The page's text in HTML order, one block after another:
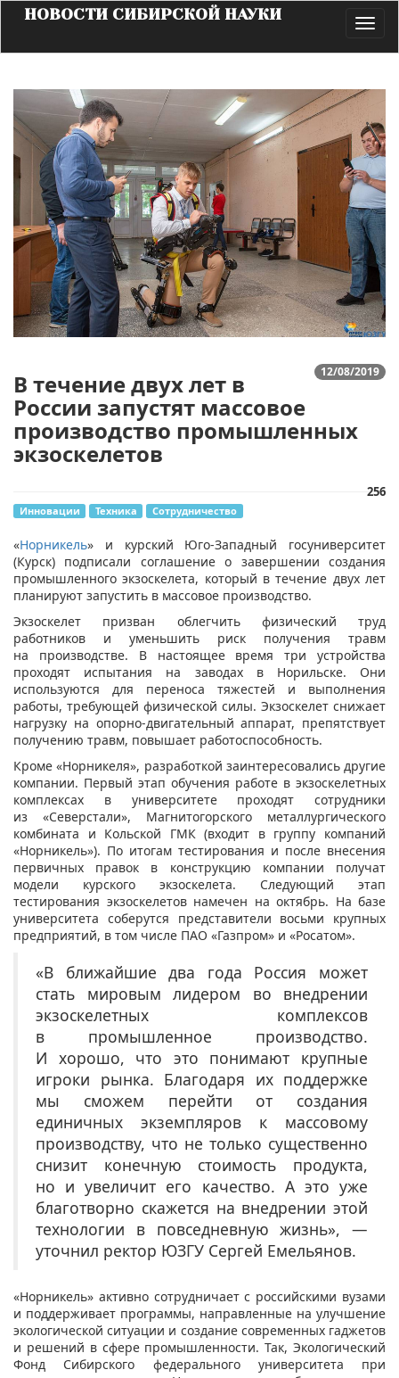
НОВОСТИ СИБИРСКОЙ НАУКИ
12/08/2019
В течение двух лет в
России запустят массовое
производство промышленных
экзоскелетов
256
Инновации Техника Сотрудничество
​«Норникель» и курский Юго-Западный госуниверситет
(Курск) подписали соглашение о завершении создания
промышленного экзоскелета, который в течение двух лет
планируют запустить в массовое производство.
Экзоскелет призван облегчить физический труд
работников и уменьшить риск получения травм
на производстве.
В настоящее время три устройства
проходят испытания на заводах в Норильске. Они
используются для переноса тяжестей и выполнения
работы, требующей физической силы. Экзоскелет снижает
нагрузку на опорно-двигательный аппарат, препятствует
получению травм, повышает работоспособность.
Кроме «Норникеля», разработкой заинтересовались другие
компании. Первый этап обучения работе в экзоскелетных
комплексах в университете проходят сотрудники
из «Северстали», Магнитогорского металлургического
комбината и Кольской ГМК (входит в группу компаний
«Норникель»). По итогам тестирования и после внесения
первичных правок в конструкцию компании получат
модели курского экзоскелета. Следующий этап
тестирования экзоскелетов намечен на октябрь. На базе
университета соберутся представители восьми крупных
предприятий, в том числе ПАО «Газпром» и «Росатом».
«В ближайшие два года Россия может
стать мировым лидером во внедрении
экзоскелетных комплексов
в промышленное производство.
И хорошо, что это понимают крупные
игроки рынка. Благодаря их поддержке
мы сможем перейти от создания
единичных экземпляров к массовому
производству, что не только существенно
снизит конечную стоимость продукта,
но и увеличит его качество. А это уже
благотворно скажется на внедрении этой
технологии в повседневную жизнь», —
уточнил ректор ЮЗГУ Сергей Емельянов.
«Норникель» активно сотрудничает с российскими вузами
и поддерживает программы, направленные на улучшение
экологической ситуации и создание современных гаджетов
и решений в сфере промышленности. Так, Экологический
Фонд Сибирского федерального университета при